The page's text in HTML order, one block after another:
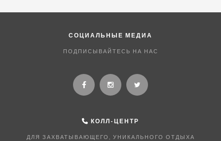
СОЦИАЛЬНЫЕ МЕДИА
ПОДПИСЫВАЙТЕСЬ НА НАС
КОЛЛ-ЦЕНТР
ДЛЯ ЗАХВАТЫВАЮЩЕГО, УНИКАЛЬНОГО ОТДЫХА